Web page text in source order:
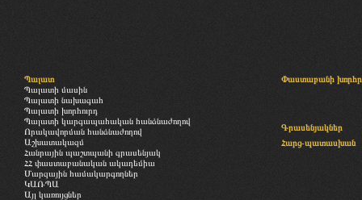
Պալատ
Պալատի մասին
Պալատի նախագահ
Պալատի խորհուրդ
Պալատի կարգապահական հանձնաժողով
Որակավորման հանձնաժողով
Աշխատակազմ
Հանրային պաշտպանի գրասենյակ
ՀՀ փաստաբանական ակադեմիա
Մարզային համակարգողներ
ԿԱՌՊԱ
Այլ կառույցներ
Փաստաբանի
Գրասենյակներ
Հարց-պատասխան